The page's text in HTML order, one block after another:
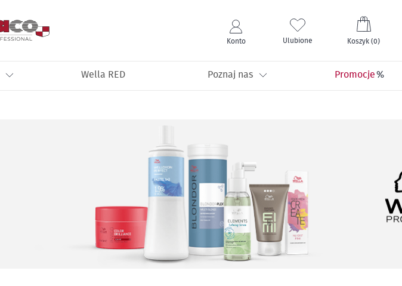
Konto Ulubione Koszyk (0)
Wella RED Poznaj nas Promocje